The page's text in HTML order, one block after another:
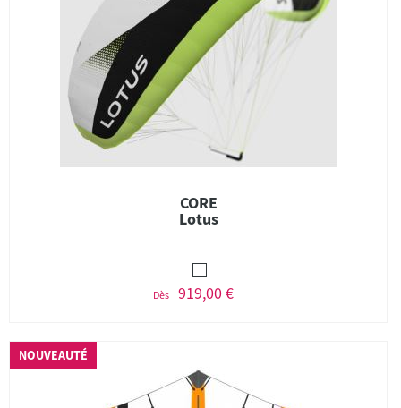
CORE
Lotus
Dès 919,00 €
NOUVEAUTÉ